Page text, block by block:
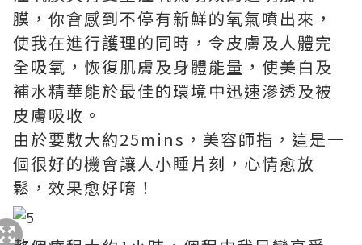
膜，你會感到不停有新鮮的氧氣噴出來，
使我在進行護理的同時，令皮膚及人體完
全吸氧，恢復肌膚及身體能量，使美白及
補水精華能於最佳的環境中迅速滲透及被
皮膚吸收。
由於要敷大約25mins，美容師指，這是一
個很好的機會讓人小睡片刻，心情愈放
鬆，效果愈好唷！